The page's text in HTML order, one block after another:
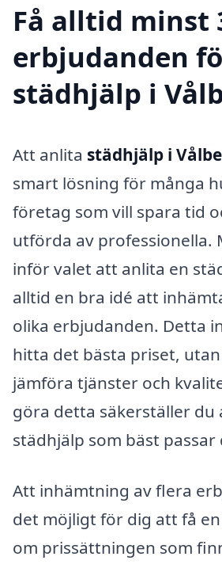
Få alltid minst
erbjudanden
städhjälp i
Att anlita städhjälp i
smart lösning för många
företag som vill spara tid
utförda av professionella.
inför valet att anlita en
alltid en bra idé att
olika erbjudanden. Detta
hitta det bästa priset,
jämföra tjänster och
göra detta säkerställer du
städhjälp som bäst passar
Att inhämtning av flera
det möjligt för dig att få
om prissättningen som